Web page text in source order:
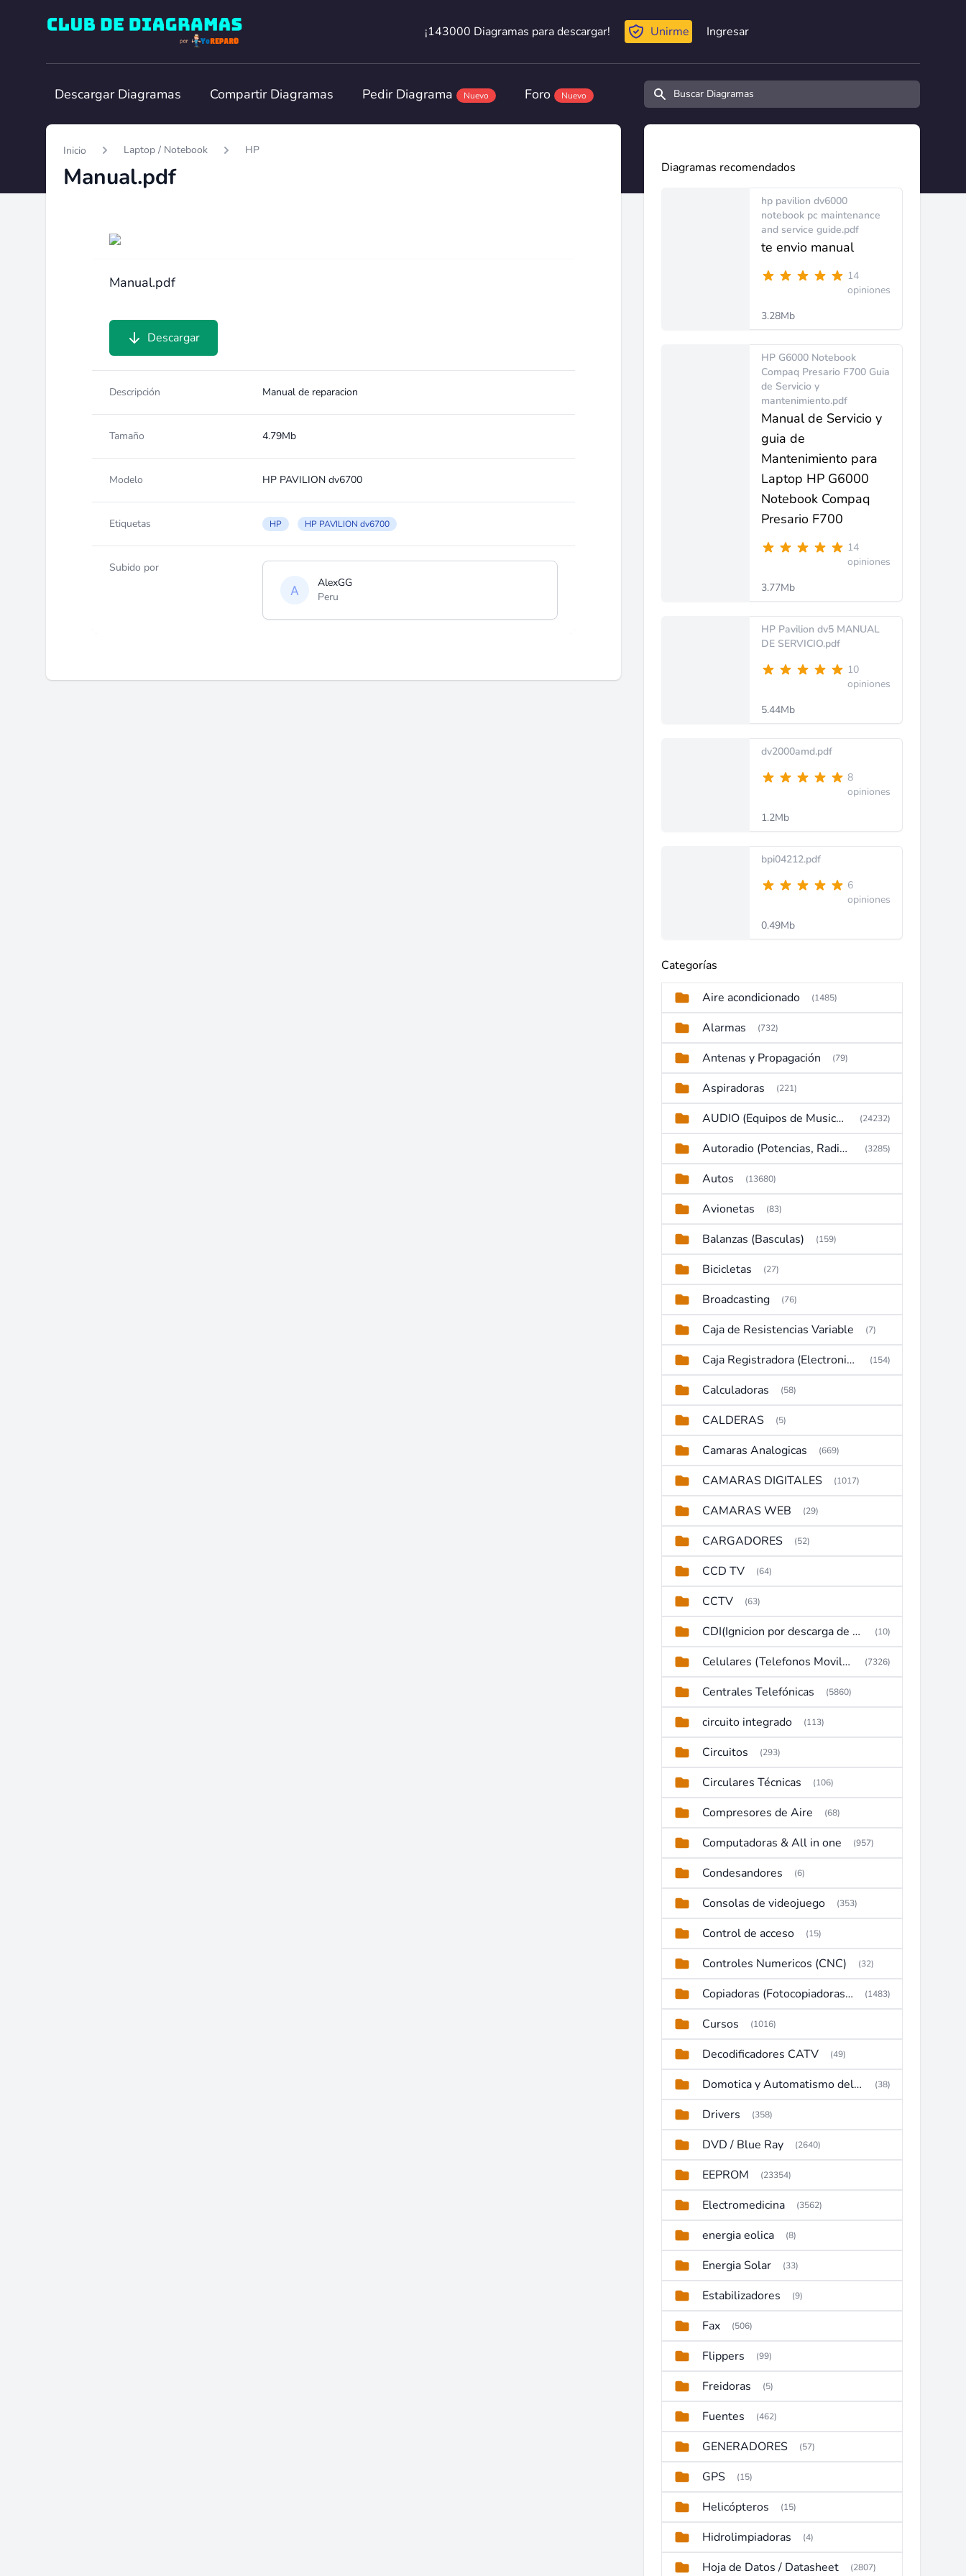
Club de Diagramas
¡143000 Diagramas para descargar!
¡143000 Diagramas para descargar! Unirme Ingresar
Descargar Diagramas Compartir Diagramas Pedir Diagrama Nuevo Foro Nuevo Buscar diagramas y manuales
Inicio Laptop / Notebook HP
Manual.pdf
Manual.pdf
Descargar
Descripción Manual de reparacion
Tamaño 4.79Mb
Modelo HP PAVILION dv6700
Etiquetas HP HP PAVILION dv6700
Subido por
AlexGG
Peru
Diagramas recomendados
hp pavilion dv6000
notebook pc maintenance
and service guide.pdf
te envio manual
14
opiniones
3.28Mb
HP G6000 Notebook
Compaq Presario F700 Guia
de Servicio y
mantenimiento.pdf
Manual de Servicio y
guia de
Mantenimiento para
Laptop HP G6000
Notebook Compaq
Presario F700
14
opiniones
3.77Mb
HP Pavilion dv5 MANUAL
DE SERVICIO.pdf
10
opiniones
5.44Mb
dv2000amd.pdf
8
opiniones
1.2Mb
bpi04212.pdf
6
opiniones
0.49Mb
Categorías
Aire acondicionado (1485)
Alarmas (732)
Antenas y Propagación (79)
Aspiradoras (221)
AUDIO (Equipos de Musica, Amplificadores, Reproductores, Etc) (24232)
Autoradio (Potencias, Radios y DVD) (3285)
Autos (13680)
Avionetas (83)
Balanzas (Basculas) (159)
Bicicletas (27)
Broadcasting (76)
Caja de Resistencias Variable (7)
Caja Registradora (Electronic Cash Register) (154)
Calculadoras (58)
CALDERAS (5)
Camaras Analogicas (669)
CAMARAS DIGITALES (1017)
CAMARAS WEB (29)
CARGADORES (52)
CCD TV (64)
CCTV (63)
CDI(Ignicion por descarga de capacitor) (10)
Celulares (Telefonos Moviles) (7326)
Centrales Telefónicas (5860)
circuito integrado (113)
Circuitos (293)
Circulares Técnicas (106)
Compresores de Aire (68)
Computadoras & All in one (957)
Condesandores (6)
Consolas de videojuego (353)
Control de acceso (15)
Controles Numericos (CNC) (32)
Copiadoras (Fotocopiadoras, Multifunctions, Ploter, etc) (1483)
Cursos (1016)
Decodificadores CATV (49)
Domotica y Automatismo del hogar (38)
Drivers (358)
DVD / Blue Ray (2640)
EEPROM (23354)
Electromedicina (3562)
energia eolica (8)
Energia Solar (33)
Estabilizadores (9)
Fax (506)
Flippers (99)
Freidoras (5)
Fuentes (462)
GENERADORES (57)
GPS (15)
Helicópteros (15)
Hidrolimpiadoras (4)
Hoja de Datos / Datasheet (2807)